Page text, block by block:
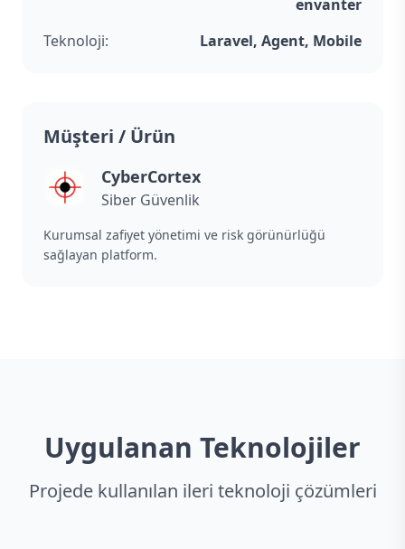
envanter
Teknoloji:
Laravel, Agent, Mobile
Müşteri / Ürün
CyberCortex
Siber Güvenlik
Kurumsal zafiyet yönetimi ve risk görünürlüğü
sağlayan platform.
Uygulanan Teknolojiler
Projede kullanılan ileri teknoloji çözümleri